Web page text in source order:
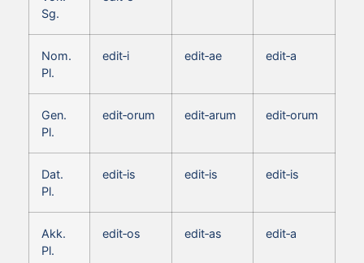
Sg.
Nom.
Pl.
edit‑i edit‑ae edit‑a
Gen.
Pl.
edit‑orum edit‑arum edit‑orum
Dat.
Pl.
edit‑is edit‑is edit‑is
Akk.
Pl.
edit‑os edit‑as edit‑a